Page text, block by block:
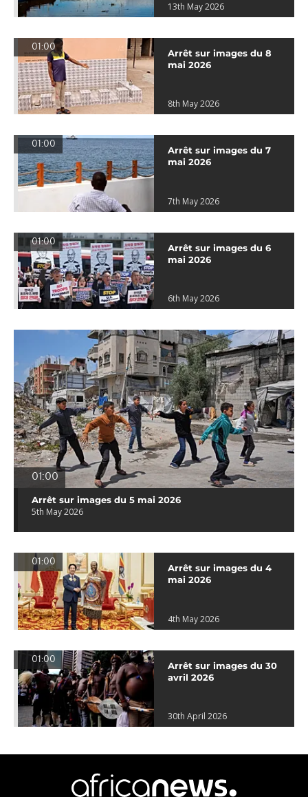
13th May 2026
01:00
Arrêt sur images du 8
mai 2026
8th May 2026
01:00
Arrêt sur images du 7
mai 2026
7th May 2026
01:00
Arrêt sur images du 6
mai 2026
6th May 2026
01:00
Arrêt sur images du 5 mai 2026
5th May 2026
01:00
Arrêt sur images du 4
mai 2026
4th May 2026
01:00
Arrêt sur images du 30
avril 2026
30th April 2026